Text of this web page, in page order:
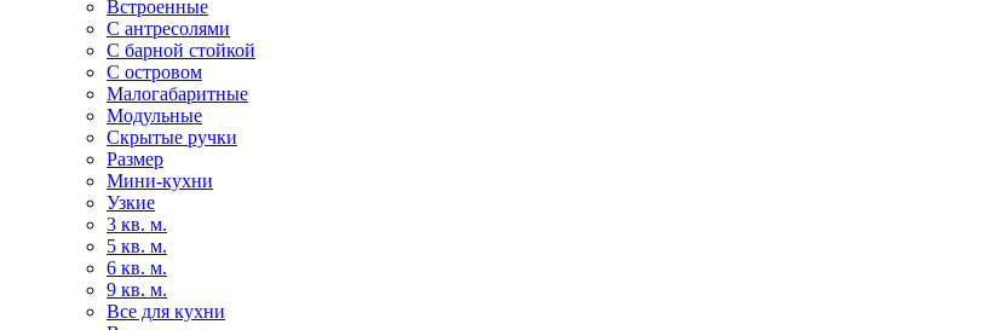
Встроенные
С антресолями
С барной стойкой
С островом
Малогабаритные
Модульные
Скрытые ручки
Размер
Мини-кухни
Узкие
3 кв. м.
5 кв. м.
6 кв. м.
9 кв. м.
Все для кухни